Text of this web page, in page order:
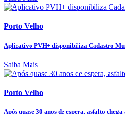
Porto Velho
Aplicativo PVH+ disponibiliza Cadastro
Saiba Mais
Porto Velho
Após quase 30 anos de espera, asfalto